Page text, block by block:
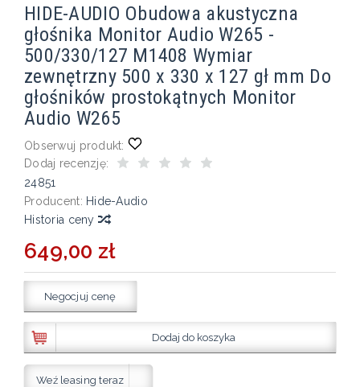
HIDE-AUDIO Obudowa akustyczna
głośnika Monitor Audio W265 -
500/330/127 M1408 Wymiar
zewnętrzny 500 x 330 x 127 gł mm Do
głośników prostokątnych Monitor
Audio W265
Obserwuj produkt:
Dodaj recenzję:
24851
Producent: Hide-Audio
Historia ceny
649,00 zł
Negocjuj cenę
Dodaj do koszyka
Weź leasing teraz